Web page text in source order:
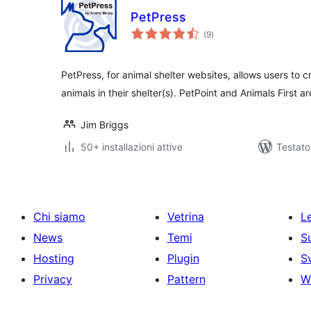
PetPress
(9valutazioni
totali
)
PetPress, for animal shelter websites, allows users to
animals in their shelter(s). PetPoint and Animals First
Jim Briggs
50+ installazioni attive
Chi siamo
News
Hosting
Privacy
Vetrina
Temi
Plugin
Pattern